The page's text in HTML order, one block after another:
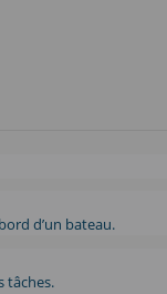
d’un bateau.
tâches.